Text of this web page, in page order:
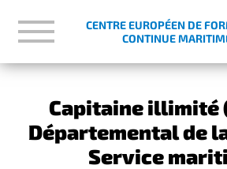
CENTRE EUROPÉEN DE
CONTINUE
Capitaine illimité
Départemental de
Service